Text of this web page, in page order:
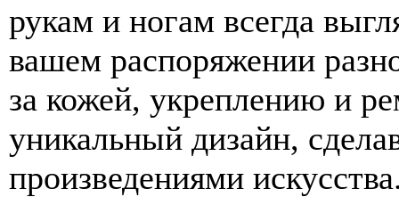
рукам и ногам всегда
вашем распоряжении
за кожей, укреплению и
уникальный дизайн,
произведениями